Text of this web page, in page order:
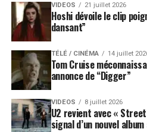
VIDEOS 21 juillet 2026
Hoshi dévoile le clip
dansant”
TÉLÉ / CINÉMA 14 juillet
Tom Cruise
annonce de “Digger”
VIDEOS 8 juillet 2026
U2 revient avec «
signal d’un nouvel